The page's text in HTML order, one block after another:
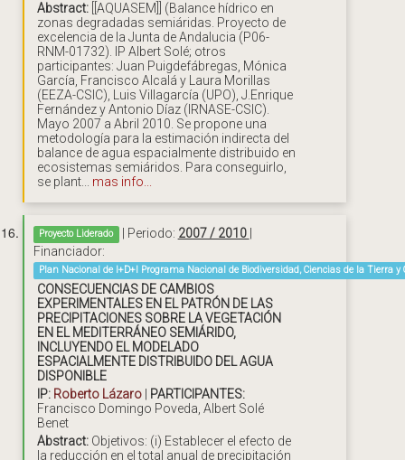
Abstract: [[AQUASEM]] (Balance hídrico en
zonas degradadas semiáridas. Proyecto de
excelencia de la Junta de Andalucia (P06-
RNM-01732). IP Albert Solé; otros
participantes: Juan Puigdefábregas, Mónica
García, Francisco Alcalá y Laura Morillas
(EEZA-CSIC), Luis Villagarcía (UPO), J.Enrique
Fernández y Antonio Díaz (IRNASE-CSIC).
Mayo 2007 a Abril 2010. Se propone una
metodología para la estimación indirecta del
balance de agua espacialmente distribuido en
ecosistemas semiáridos. Para conseguirlo,
se plant... mas info...
Proyecto Liderado | Periodo: 2007 / 2010 |
Financiador:
Plan Nacional de I+D+I Programa Nacional de Biodiversidad, Ciencias de la Tierra y
CONSECUENCIAS DE CAMBIOS
EXPERIMENTALES EN EL PATRÓN DE LAS
PRECIPITACIONES SOBRE LA VEGETACIÓN
EN EL MEDITERRÁNEO SEMIÁRIDO,
INCLUYENDO EL MODELADO
ESPACIALMENTE DISTRIBUIDO DEL AGUA
DISPONIBLE
IP: Roberto Lázaro
PARTICIPANTES:
Francisco Domingo Poveda, Albert Solé
Benet
Abstract: Objetivos: (i) Establecer el efecto de
la reducción en el total anual de precipitación